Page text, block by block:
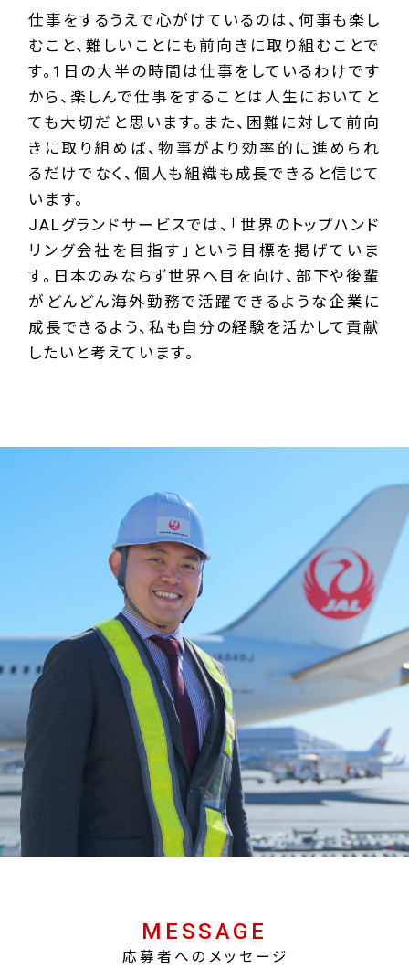
仕事をするうえで心がけているのは、何事も楽し
むこと、難しいことにも前向きに取り組むことで
す。1日の大半の時間は仕事をしているわけです
から、楽しんで仕事をすることは人生においてと
ても大切だと思います。また、困難に対して前向
きに取り組めば、物事がより効率的に進められ
るだけでなく、個人も組織も成長できると信じて
います。
JALグランドサービスでは、「世界のトップハンド
リング会社を目指す」という目標を掲げていま
す。日本のみならず世界へ目を向け、部下や後輩
がどんどん海外勤務で活躍できるような企業に
成長できるよう、私も自分の経験を活かして貢献
したいと考えています。
MESSAGE
応募者へのメッセージ